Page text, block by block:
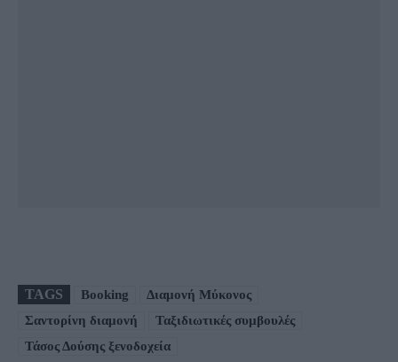
TAGS Booking
Διαμονή Μύκονος
Σαντορίνη διαμονή
Ταξιδιωτικές συμβουλές
Τάσος Δούσης ξενοδοχεία